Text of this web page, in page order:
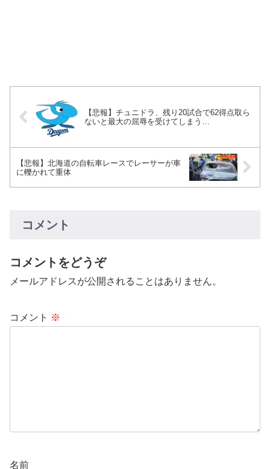
【悲報】チュニドラ、残り20試合で62得点取ら
ないと最大の屈辱を受けてしまう…
【悲報】北海道の自転車レースでレーサーが車
に轢かれて重体
コメント
コメントをどうぞ
メールアドレスが公開されることはありません。
コメント ※
名前